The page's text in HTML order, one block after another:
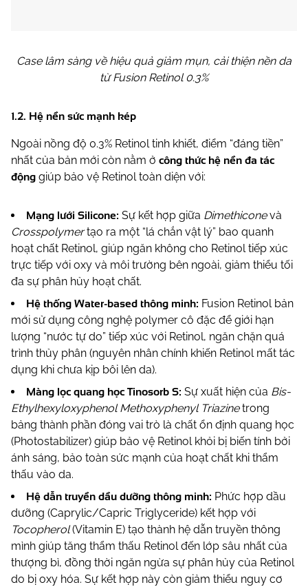
Case lâm sàng về hiệu quả giảm mụn, cải thiện nền da
từ Fusion Retinol 0.3%
1.2. Hệ nền sức mạnh kép
Ngoài nồng độ 0.3% Retinol tinh khiết, điểm “đáng tiền”
nhất của bản mới còn nằm ở công thức hệ nền đa tác
động giúp bảo vệ Retinol toàn diện với:
Mạng lưới Silicone: Sự kết hợp giữa Dimethiconevà
Crosspolymertạo ra một “lá chắn vật lý” bao quanh
hoạt chất Retinol, giúp ngăn không cho Retinol tiếp xúc
trực tiếp với oxy và môi trường bên ngoài, giảm thiểu tối
đa sự phân hủy hoạt chất.
Hệ thống Water-based thông minh: Fusion Retinol bản
mới sử dụng công nghệ polymer cô đặc để giới hạn
lượng “nước tự do” tiếp xúc với Retinol, ngăn chặn quá
trình thủy phân (nguyên nhân chính khiến Retinol mất tác
dụng khi chưa kịp bôi lên da).
Màng lọc quang học Tinosorb S: Sự xuất hiện của Bis-
Ethylhexyloxyphenol Methoxyphenyl Triazinetrong
bảng thành phần đóng vai trò là chất ổn định quang học
(Photostabilizer) giúp bảo vệ Retinol khỏi bị biến tính bởi
ánh sáng, bảo toàn sức mạnh của hoạt chất khi thẩm
thấu vào da.
Hệ dẫn truyền dầu dưỡng thông minh: Phức hợp dầu
dưỡng (Caprylic/Capric Triglyceride) kết hợp với
Tocopherol(Vitamin E) tạo thành hệ dẫn truyền thông
mình giúp tăng thẩm thấu Retinol đến lớp sâu nhất của
thượng bì, đồng thời ngăn ngừa sự phân hủy của Retinol
do bị oxy hóa. Sự kết hợp này còn giảm thiểu nguy cơ